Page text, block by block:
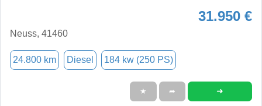
31.950 €
Neuss, 41460
24.800 km Diesel 184 kw (250 PS)
★ ➦ ➜